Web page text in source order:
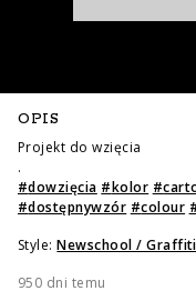
OPIS
Projekt do wzięcia
.
#dowzięcia #kolor #
#dostępnywzór #colour
Style: Newschool /
950 dni temu